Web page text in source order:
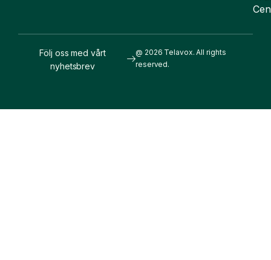
@ 2026 Telavox. All rights
reserved.
Följ oss med vårt
nyhetsbrev